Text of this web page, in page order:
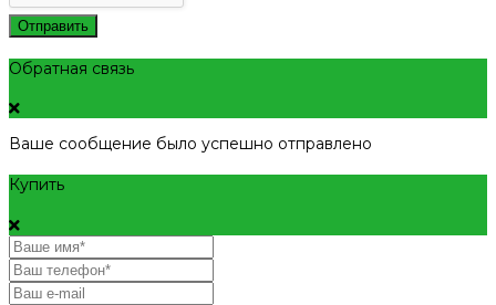
Отправить
Обратная связь
Ваше сообщение было успешно отправлено
Купить